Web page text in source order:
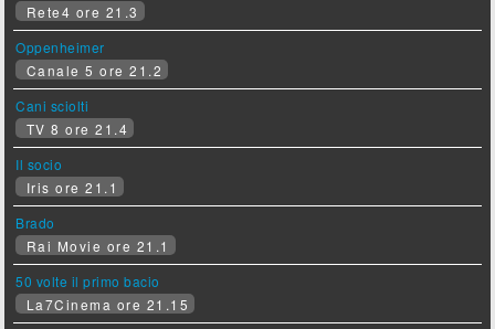
Rete4 ore 21.3
Oppenheimer
Canale 5 ore 21.2
Cani sciolti
TV 8 ore 21.4
Il socio
Iris ore 21.1
Brado
Rai Movie ore 21.1
50 volte il primo bacio
La7Cinema ore 21.15